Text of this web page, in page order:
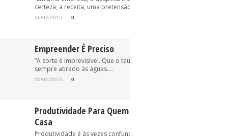
certeza; a receita, uma pretensão.” (Oriovisto...
06/07/2015 0
Empreender É Preciso
“A sorte é imprevisível. Que o teu anzol esteja, pois,
sempre atirado às águas....
16/01/2015 0
Produtividade Para Quem Trabalha Em
Casa
Produtividade é às vezes confundida com “trabalhe